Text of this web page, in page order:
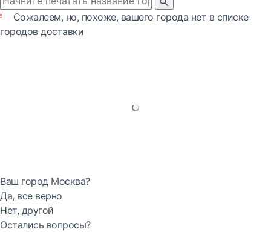
Сожалеем, но, похоже, вашего города нет в списке
городов доставки
Ваш город Москва?
Да, все верно
Нет, другой
Остались вопросы?